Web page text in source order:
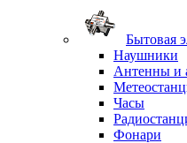
Бытовая
Наушники
Антенны и
Часы
Фонари